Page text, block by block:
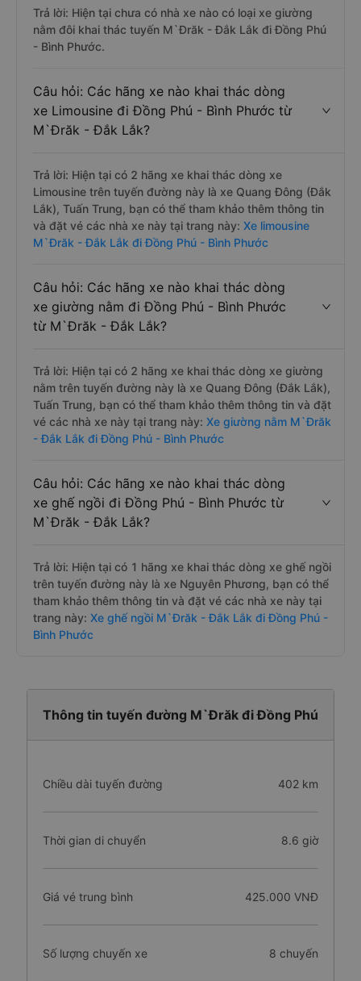
Trả lời: Hiện tại chưa có nhà xe nào có loại xe giường
nằm đôi khai thác tuyến M`Đrăk - Đắk Lắk đi Đồng Phú
- Bình Phước.
Câu hỏi: Các hãng xe nào khai thác dòng
xe Limousine đi Đồng Phú - Bình Phước từ
M`Đrăk - Đắk Lắk?
Trả lời: Hiện tại có 2 hãng xe khai thác dòng xe
Limousine trên tuyến đường này là xe Quang Đông (Đắk
Lắk), Tuấn Trung, bạn có thể tham khảo thêm thông tin
và đặt vé các nhà xe này tại trang này: Xe limousine
M`Đrăk - Đắk Lắk đi Đồng Phú - Bình Phước
Câu hỏi: Các hãng xe nào khai thác dòng
xe giường nằm đi Đồng Phú - Bình Phước
từ M`Đrăk - Đắk Lắk?
Trả lời: Hiện tại có 2 hãng xe khai thác dòng xe giường
nằm trên tuyến đường này là xe Quang Đông (Đắk Lắk),
Tuấn Trung, bạn có thể tham khảo thêm thông tin và đặt
vé các nhà xe này tại trang này: Xe giường nằm M`Đrăk
- Đắk Lắk đi Đồng Phú - Bình Phước
Câu hỏi: Các hãng xe nào khai thác dòng
xe ghế ngồi đi Đồng Phú - Bình Phước từ
M`Đrăk - Đắk Lắk?
Trả lời: Hiện tại có 1 hãng xe khai thác dòng xe ghế ngồi
trên tuyến đường này là xe Nguyên Phương, bạn có thể
tham khảo thêm thông tin và đặt vé các nhà xe này tại
trang này: Xe ghế ngồi M`Đrăk - Đắk Lắk đi Đồng Phú -
Bình Phước
Thông tin tuyến đường M`Đrăk đi Đồng Phú
Chiều dài tuyến đường 402 km
Thời gian di chuyển 8.6 giờ
Giá vé trung bình 425.000 VNĐ
Số lượng chuyến xe 8 chuyến